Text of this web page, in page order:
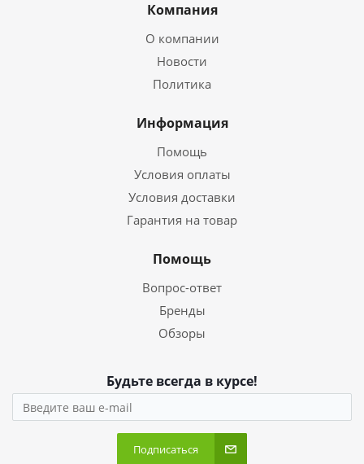
Компания
О компании
Новости
Политика
Информация
Помощь
Условия оплаты
Условия доставки
Гарантия на товар
Помощь
Вопрос-ответ
Бренды
Обзоры
Будьте всегда в курсе!
Подписаться